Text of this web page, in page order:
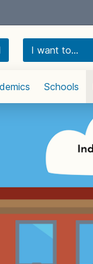
I want to...
Schools